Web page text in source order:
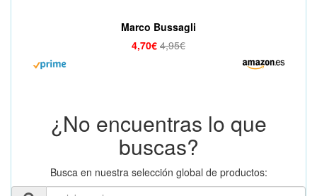
Marco Bussagli
4,70€ 4,95€
¿No encuentras lo que
buscas?
Busca en nuestra selección global de productos: